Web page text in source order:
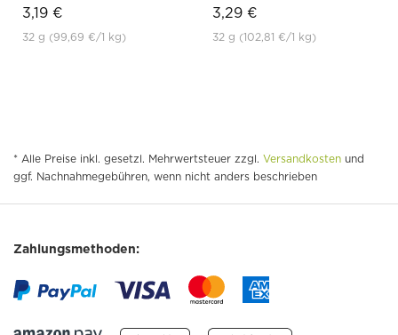
3,19 €
32 g (99,69 €/1 kg)
3,29 €
32 g (102,81 €/1 kg)
* Alle Preise inkl. gesetzl. Mehrwertsteuer zzgl. Versandkosten und
ggf. Nachnahmegebühren, wenn nicht anders beschrieben
Zahlungsmethoden: